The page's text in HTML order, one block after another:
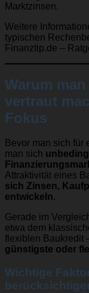
Marktzinsen.
Weitere
typischen
Finanztip.de –
Warum
vertraut
Fokus
Bevor man sich für
man sich
Attraktivität eines
sich Zinsen,
entwickeln.
Gerade im
etwa dem
flexiblen Baukredit
günstigste oder
Wichtige